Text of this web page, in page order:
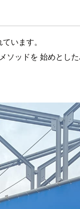
います。
ッドを 始めとし